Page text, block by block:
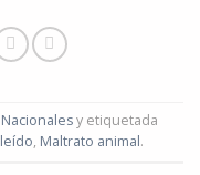
y etiquetada
, Maltrato animal.